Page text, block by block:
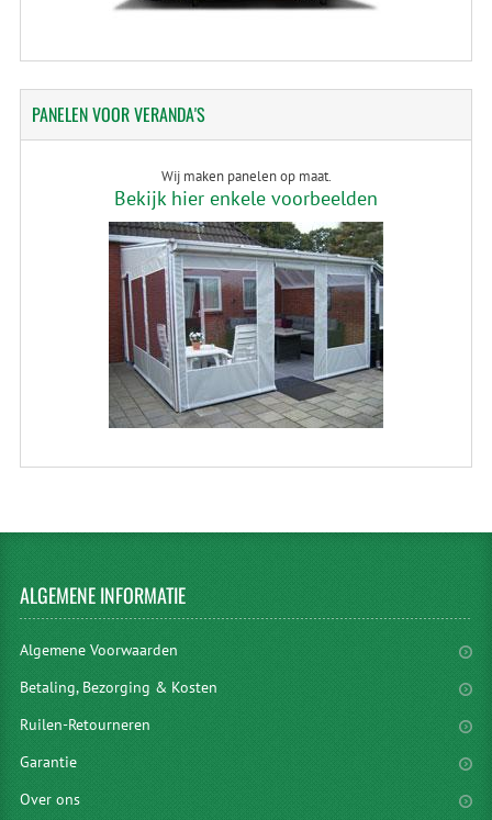
PANELENVOOR VERANDA'S
Wij maken panelen op maat.
Bekijk hier enkele voorbeelden
ALGEMENEINFORMATIE
Algemene Voorwaarden
Betaling, Bezorging & Kosten
Ruilen-Retourneren
Garantie
Over ons